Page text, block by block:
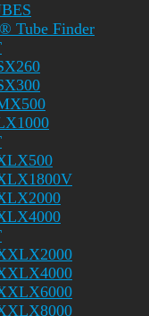
Tube Finder